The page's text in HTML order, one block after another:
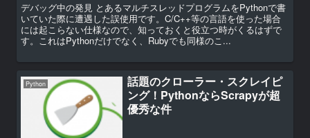
デバッグ中の発見 とあるマルチスレッドプログラムをPythonで書
いていた際に遭遇した誤使用です。C/C++等の言語を使った場合
には起こらない仕様なので、知っておくと役立つ時がくるはずで
す。これはPythonだけでなく、Rubyでも同様のこ...
Python
話題のクローラー・スクレイピ
ング！PythonならScrapyが超
優秀な件